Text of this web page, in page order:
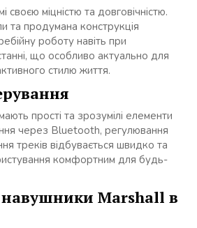
своєю міцністю та довговічністю.
та продумана конструкція
роботу навіть при
що особливо актуально для
стилю життя.
прості та зрозумілі елементи
через Bluetooth, регулювання
треків відбувається швидко та
комфортним для будь-
Marshall в